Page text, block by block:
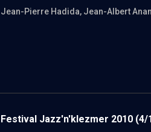
Jean-Pierre Hadida, Jean-Albert
Festival Jazz'n'klezmer 2010 (4/